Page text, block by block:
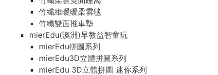
竹纖維暖暖柔雲毯
竹纖雙面推車墊
mierEdu(澳洲)早教益智童玩
mierEdu拼圖系列
mierEdu3D立體拼圖系列
mierEdu 3D立體拼圖 迷你系列